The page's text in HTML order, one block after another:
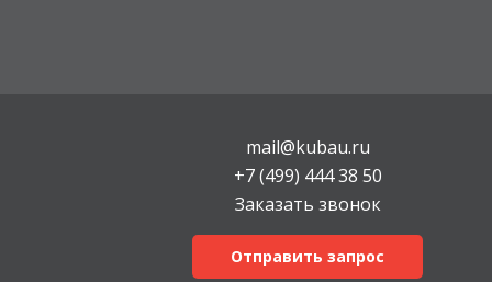
mail@kubau.ru
+7 (499) 444 38 50
Заказать звонок
Отправить запрос